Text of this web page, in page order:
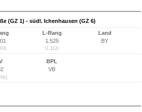
(GZ 1) - südl. Ichenhausen (GZ 6)
L-Rang
1.525
(1.112)
Land
BY
BPL
VB